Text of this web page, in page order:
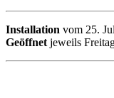
Installation vom 25.
Geöffnet jeweils